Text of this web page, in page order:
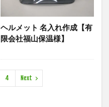
ヘルメット 名入れ作成【有
限会社福山保温様】
4 Next